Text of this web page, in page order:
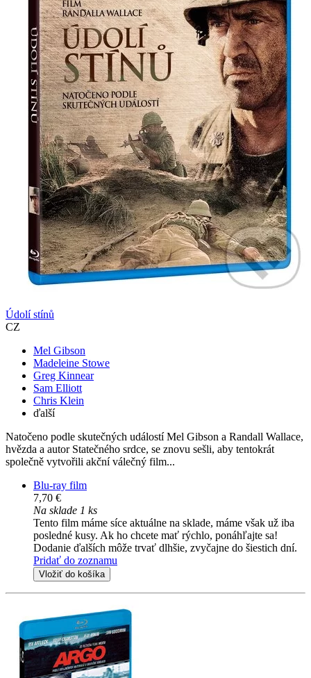
Údolí stínů
CZ
Mel Gibson
Madeleine Stowe
Greg Kinnear
Sam Elliott
Chris Klein
ďalší
Natočeno podle skutečných událostí Mel Gibson a Randall Wallace,
hvězda a autor Statečného srdce, se znovu sešli, aby tentokrát
společně vytvořili akční válečný film...
Blu-ray film
7,70 €
Na sklade 1 ks
Tento film máme síce aktuálne na sklade, máme však už iba
posledné kusy. Ak ho chcete mať rýchlo, ponáhľajte sa!
Dodanie ďalších môže trvať dlhšie, zvyčajne do šiestich dní.
Pridať do zoznamu
Vložiť do košíka